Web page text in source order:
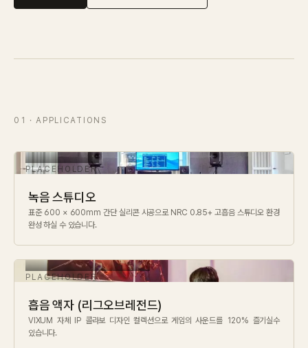
Journal
About
Contact
Inquiry→
01 · APPLICATIONS
녹음 스튜디오
표준 600 × 600mm 간단 실리콘 시공으로 NRC 0.85+ 고흡음 스튜디오 환경
완성 하실 수 있습니다.
흡음 액자 (리그오브레전드)
VIXUM 자체 IP 콜라보 디자인 컬렉션으로 게임의 사운드를 120% 즐기실수
있습니다.